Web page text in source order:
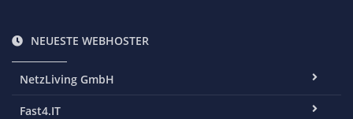
NEUESTE WEBHOSTER
NetzLiving GmbH
Fast4.IT